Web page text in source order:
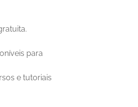
para
e tutoriais